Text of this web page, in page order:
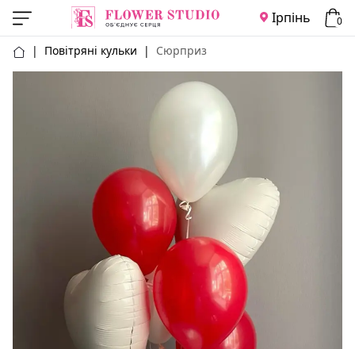
Ірпінь 0
| Повітряні кульки | Сюрприз